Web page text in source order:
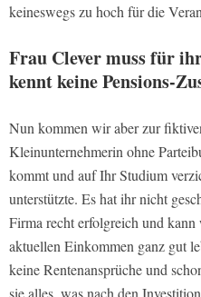
keineswegs zu hoch für die
Frau Clever muss für
kennt keine Pensions-
Nun kommen wir aber zur
Kleinunternehmerin ohne
kommt und auf Ihr Studium
unterstützte. Es hat ihr nicht
Firma recht erfolgreich und
aktuellen Einkommen ganz gut
keine Rentenansprüche und
sie alles, was nach den